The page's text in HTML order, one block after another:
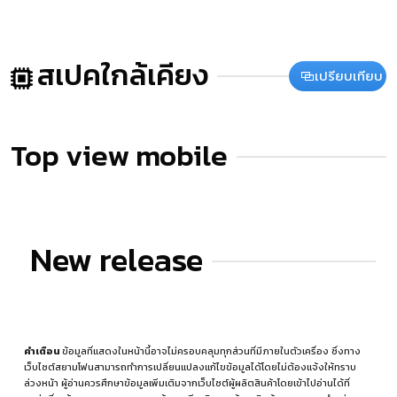
สเปคใกล้เคียง เปรียบเทียบ
Top view mobile
New release
คำเตือนข้อมูลที่แสดงในหน้านี้อาจไม่ครอบคลุมทุกส่วนที่มีภายในตัวเครื่อง ซึ่งทาง
เว็บไซต์สยามโฟนสามารถทำการเปลี่ยนแปลงแก้ไขข้อมูลได้โดยไม่ต้องแจ้งให้ทราบ
ล่วงหน้า ผู้อ่านควรศึกษาข้อมูลเพิ่มเติมจากเว็บไซต์ผู้ผลิตสินค้าโดยเข้าไปอ่านได้ที่